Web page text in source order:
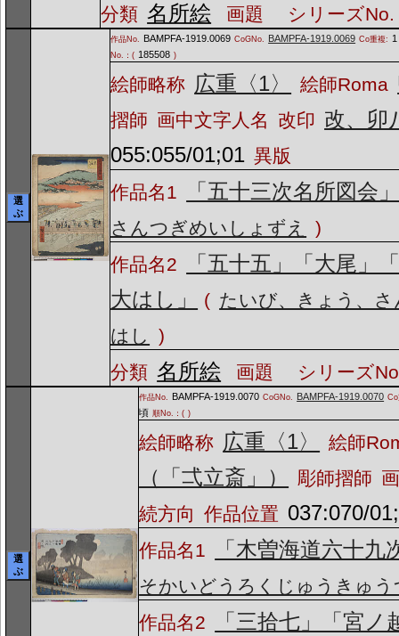
分類 名所絵 画題 シリーズNo.
選
ぶ
作品No. BAMPFA-1919.0069 CoGNo. BAMPFA-1919.0069 Co重複: 1
No.：( 185508 )
絵師略称 広重〈1〉 絵師Roma
摺師 画中文字人名 改印 改、卯
055:055/01;01 異版
作品名1
「五十三次名所図会
さんつぎめいしょずえ
)
作品名2
「五十五」「大尾」
大はし」
( たいび、きょう、
はし
)
分類 名所絵 画題 シリーズ
選
ぶ
作品No. BAMPFA-1919.0070 CoGNo. BAMPFA-1919.0070
頃 順No.：( )
絵師略称 広重〈1〉 絵師
（「弌立斎」） 彫師摺師
続方向 作品位置 037:070/
作品名1 「木曽海道六十九
そかいどうろくじゅうきゅ
作品名2
「三拾七」「宮ノ